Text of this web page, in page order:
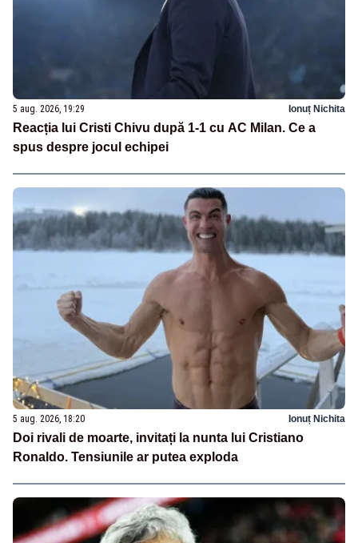
5 aug. 2026, 19:29 Ionuț Nichita
Reacția lui Cristi Chivu după 1-1 cu AC Milan. Ce a
spus despre jocul echipei
5 aug. 2026, 18:20 Ionuț Nichita
Doi rivali de moarte, invitați la nunta lui Cristiano
Ronaldo. Tensiunile ar putea exploda